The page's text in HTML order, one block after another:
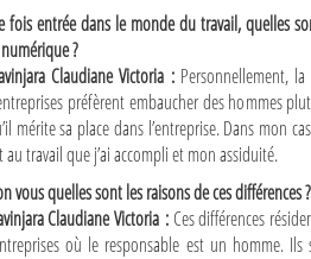
fois entrée dans le monde du travail, quelles
?
Claudiane Victoria :Personnellement, la
préfèrent embaucher des hommes
mérite sa place dans l’entreprise. Dans mon
travail que j’ai accompli et mon assiduité.
vous quelles sont les raisons de ces différences ?
Claudiane Victoria :Ces différences
où le responsable est un homme.